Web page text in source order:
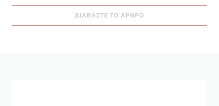
ΔΙΑΒΆΣΤΕ ΤΟ ΆΡΘΡΟ